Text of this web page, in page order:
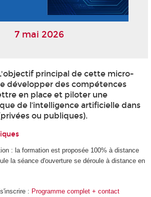
7 mai 2026
principal de cette micro-
développer des compétences
en place et piloter une
de l’intelligence artificielle dans
ou publiques).
: la formation est proposée 100% à distance
la séance d'ouverture se déroule à distance en
: Programme complet + contact